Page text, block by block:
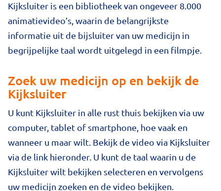
Kijksluiter is een bibliotheek van ongeveer 8.000
animatievideo’s, waarin de belangrijkste
informatie uit de bijsluiter van uw medicijn in
begrijpelijke taal wordt uitgelegd in een filmpje.
Zoek uw medicijn op en bekijk de
Kijksluiter
U kunt Kijksluiter in alle rust thuis bekijken via uw
computer, tablet of smartphone, hoe vaak en
wanneer u maar wilt. Bekijk de video via Kijksluiter
via de link hieronder. U kunt de taal waarin u de
Kijksluiter wilt bekijken selecteren en vervolgens
uw medicijn zoeken en de video bekijken.